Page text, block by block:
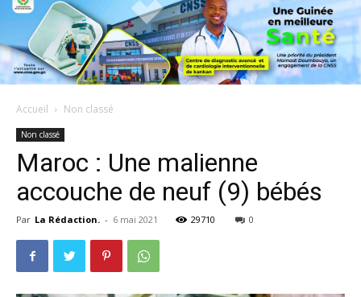
Accueil Non classé
Non classé
Maroc : Une malienne
accouche de neuf (9) bébés
Par La Rédaction. - 6 mai 2021 29710 0